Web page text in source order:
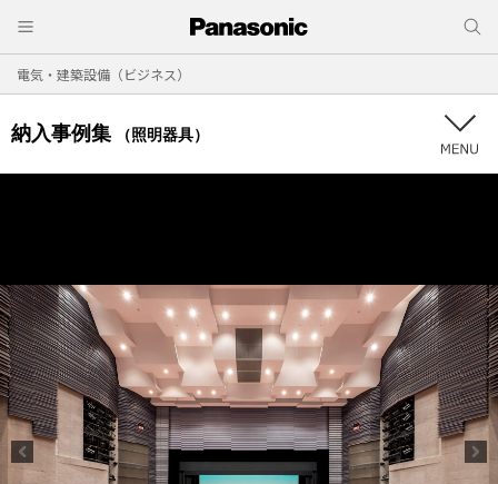
電気・建築設備（ビジネス）
納入事例集 （照明器具）